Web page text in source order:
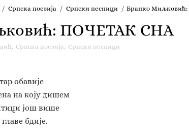
/ Српска поезија / Српски песници / Бранко
ПОЧЕТАК СНА
, Српска поезија, Српски песници
обавије
на коју дишем
још више
бдије.